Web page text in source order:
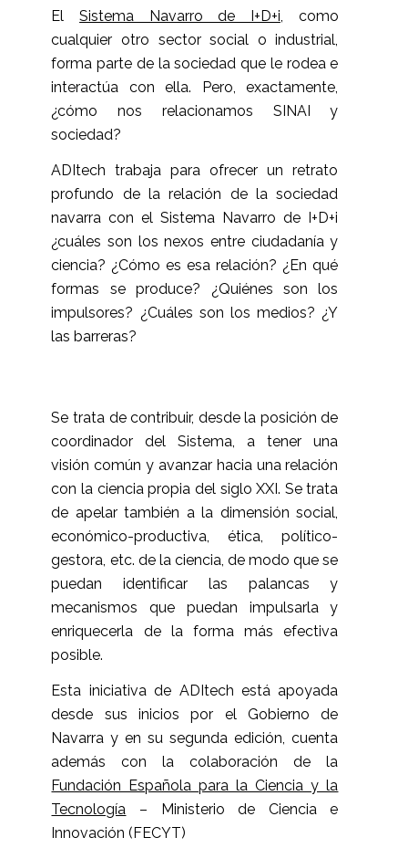
ElSistema Navarro de I+D+i, como
cualquier otro sector social o industrial,
forma parte de la sociedad que le rodea e
interactúa con ella. Pero, exactamente,
¿cómo nos relacionamos SINAI y
sociedad?
ADItech trabaja para ofrecer un retrato
profundo de la relación de la sociedad
navarra con el Sistema Navarro de I+D+i
¿cuáles son los nexos entre ciudadanía y
ciencia? ¿Cómo es esa relación? ¿En qué
formas se produce? ¿Quiénes son los
impulsores? ¿Cuáles son los medios? ¿Y
las barreras?
Se trata de contribuir, desde la posición de
coordinador del Sistema, a tener una
visión común y avanzar hacia una relación
con la ciencia propia del siglo XXI. Se trata
de apelar también a la dimensión social,
económico-productiva, ética, político-
gestora, etc. de la ciencia, de modo que se
puedan identificar las palancas y
mecanismos que puedan impulsarla y
enriquecerla de la forma más efectiva
posible.
Esta iniciativa de ADItech está apoyada
desde sus inicios por el Gobierno de
Navarra y en su segunda edición, cuenta
además con la colaboración de la
Fundación Española para la Ciencia y la
Tecnología – Ministerio de Ciencia e
Innovación (FECYT)